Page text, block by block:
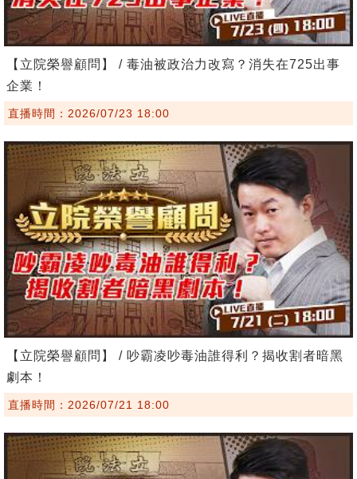
【立院榮譽顧問】 / 毒油被政治力改寫？消失在725出事
企業！
直播時間：2026/07/23 18:00
【立院榮譽顧問】 / 吵霸凌吵毒油誰得利？揭收割者暗黑
劇本！
直播時間：2026/07/21 18:00